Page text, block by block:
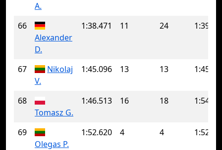
A.
66
Alexander
D.
1:38.471 11 24
67
Nikolaj
V.
1:45.096 13 13
68
Tomasz G.
1:46.513 16 18
69
Olegas P.
1:52.620 4 4